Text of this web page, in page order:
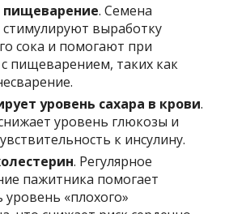
. Семена
выработку
сока и помогают при
пищеварением, таких как
уровень сахара в крови.
уровень глюкозы и
к инсулину.
. Регулярное
пажитника помогает
«плохого»